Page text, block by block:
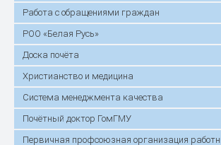
Работа с обращениями граждан
РОО «Белая Русь»
Доска почёта
Христианство и медицина
Система менеджмента качества
Почётный доктор ГомГМУ
Первичная профсоюзная организация